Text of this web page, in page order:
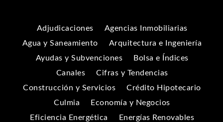
Adjudicaciones
Agencias Inmobiliarias
Agua y Saneamiento
Arquitectura e Ingeniería
Ayudas y Subvenciones
Bolsa e Índices
Canales
Cifras y Tendencias
Construcción y Servicios
Crédito Hipotecario
Culmia
Economía y Negocios
Eficiencia Energética
Energías Renovables